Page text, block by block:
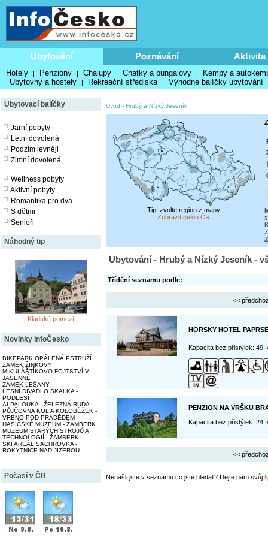
Ubytování Poznávání Aktivita
Hotely | Penziony | Chalupy | Chatky a bungalovy | Kempy a
| Ubytovny a hostely | Rekreační střediska | Výhodné balíčky ubytování
Ubytovací balíčky
Jarní pobyty
Letní dovolená
Podzim levněji
Zimní dovolená
Wellness pobyty
Aktivní pobyty
Romantika pro dva
S dětmi
Senioři
Náhodný tip
Kladské pomezí
Novinky InfoČesko
BIKEPARK OPÁLENÁ PSTRUŽÍ
ZÁMEK ŽINKOVY
MIKULÁŠTÍKOVO FOJTSTVÍ V
JASENNÉ
ZÁMEK LEŠANY
LESNÍ DIVADLO SKALKA -
PODLESÍ
ALPALOUKA - ŽELEZNÁ RUDA
PŮJČOVNA KOL A KOLOBĚŽEK -
VRBNO POD PRADĚDEM
HASIČSKÉ MUZEUM - ŽAMBERK
MUZEUM STARÝCH STROJŮ A
TECHNOLOGIÍ - ŽAMBERK
SKI AREÁL SACHROVKA -
ROKYTNICE NAD JIZEROU
Počasí v ČR
Úvod - Hrubý a Nízký Jeseník
Tip: zvolte region z mapy
Zobrazit celou ČR
Ubytování - Hrubý a Nízký Jeseník -
Třídění seznamu podle:
<<
HORSKY HOTEL
Kapacita bez přistýlek:
PENZION NA VRŠKU
Kapacita bez přistýlek:
<<
Nenašli jste v seznamu co jste hledali? Dejte nám svůj